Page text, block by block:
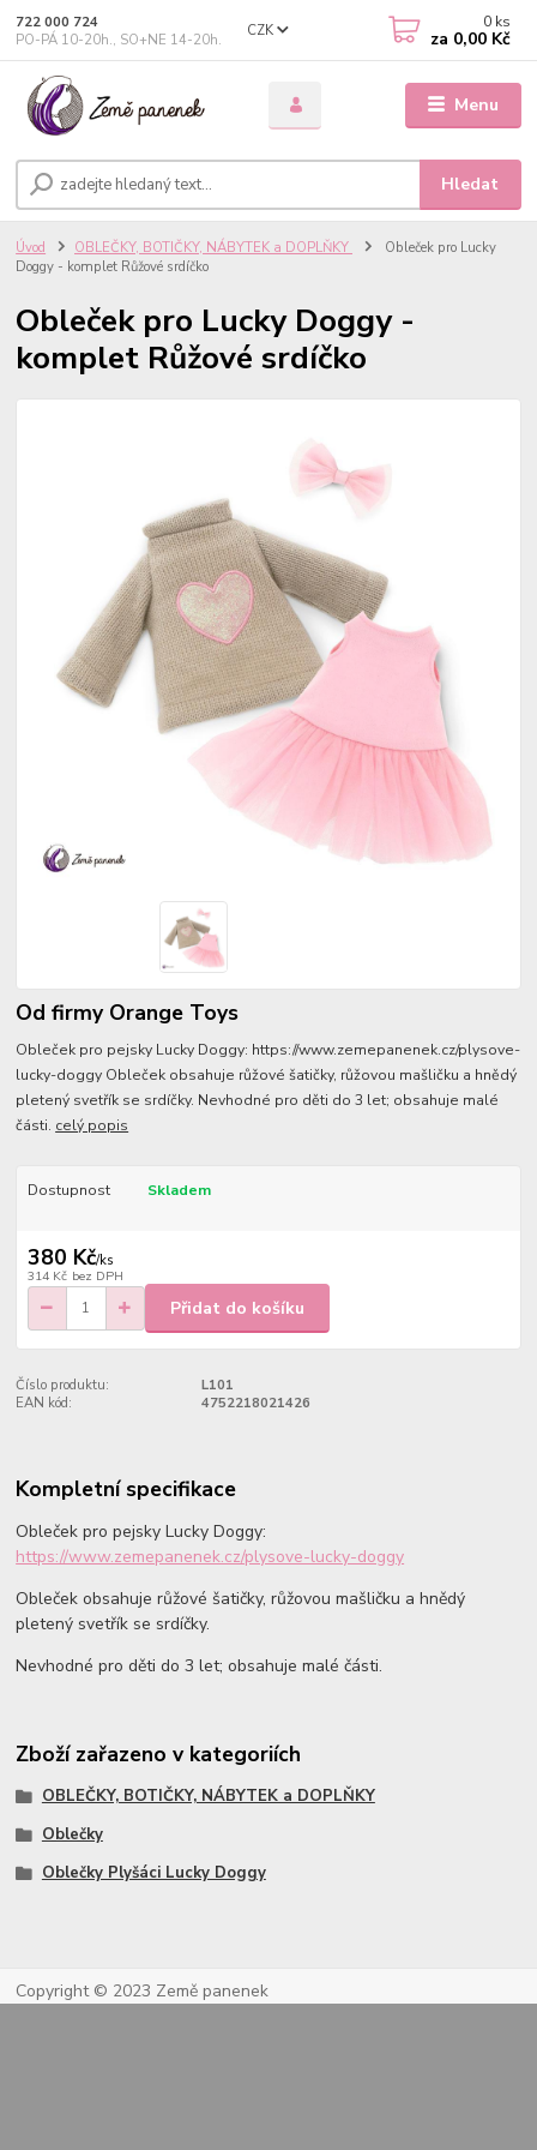
Menu
CZK
Hledat
722 000 724
PO-PÁ 10-20h., SO+NE 14-20h.
0 ks
za 0,00 Kč
Úvod OBLEČKY, BOTIČKY, NÁBYTEK a DOPLŇKY
Obleček pro Lucky
Doggy - komplet Růžové srdíčko
Obleček pro Lucky Doggy -
komplet Růžové srdíčko
Od firmy Orange Toys
Obleček pro pejsky Lucky Doggy: https://www.zemepanenek.cz/plysove-
lucky-doggy Obleček obsahuje růžové šatičky, růžovou mašličku a hnědý
pletený svetřík se srdíčky. Nevhodné pro děti do 3 let; obsahuje malé
části. celý popis
Dostupnost Skladem
380 Kč/ks
314 Kč bez DPH
Přidat do košíku
Číslo produktu:
L101
EAN kód:
4752218021426
Kompletní specifikace
Obleček pro pejsky Lucky Doggy:
https://www.zemepanenek.cz/plysove-lucky-doggy
Obleček obsahuje růžové šatičky, růžovou mašličku a hnědý
pletený svetřík se srdíčky.
Nevhodné pro děti do 3 let; obsahuje malé části.
Zboží zařazeno v kategoriích
OBLEČKY, BOTIČKY, NÁBYTEK a DOPLŇKY
Oblečky
Oblečky Plyšáci Lucky Doggy
Copyright © 2023 Země panenek